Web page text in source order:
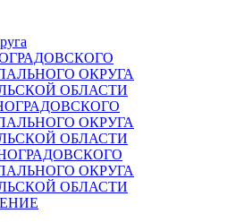
ОКРУГА
ОБЛАСТИ
ОКРУГА
ОБЛАСТИ
ОКРУГА
ОБЛАСТИ